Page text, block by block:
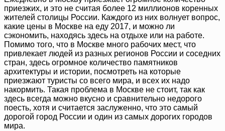
приезжих, и это не считая более 12 миллионов коренных
жителей столицы России. Каждого из них волнует вопрос,
какие цены в Москве на еду 2017, и можно ли
сэкономить, находясь здесь на отдыхе или на работе.
Помимо того, что в Москве много рабочих мест, что
привлекает людей из разных регионов России и соседних
стран, здесь огромное количество памятников
архитектуры и истории, посмотреть на которые
приезжают туристы со всего мира, и всех их надо
накормить. Такая проблема в Москве не стоит, так как
здесь всегда можно вкусно и сравнительно недорого
поесть, хотя и считается заслуженно, что это самый
дорогой город России и один из самых дорогих городов
мира.